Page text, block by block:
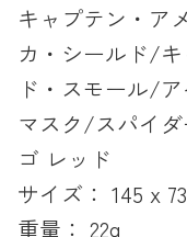
キャプテン・ア
カ・シールド/
ド・スモール/
マスク/スパイ
ゴ レッド
サイズ： 145 x
重量： 22g